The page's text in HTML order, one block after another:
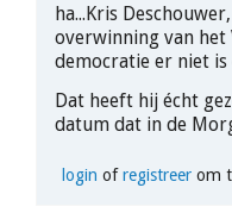
ha...Kris
overwinning van het
democratie er niet
Dat heeft hij écht
datum dat in de
login ofregistreerom